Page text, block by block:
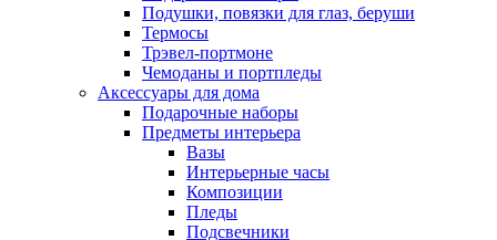
Подушки, повязки для глаз, беруши
Термосы
Трэвел-портмоне
Чемоданы и портпледы
Аксессуары для дома
Подарочные наборы
Предметы интерьера
Вазы
Интерьерные часы
Композиции
Пледы
Подсвечники